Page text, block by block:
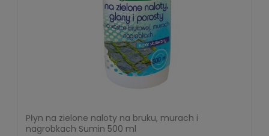
Płyn na zielone naloty na bruku, murach i
nagrobkach Sumin 500 ml